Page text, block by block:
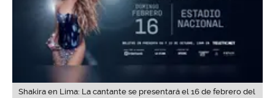
Shakira en Lima: La cantante se presentará el 16 de febrero del